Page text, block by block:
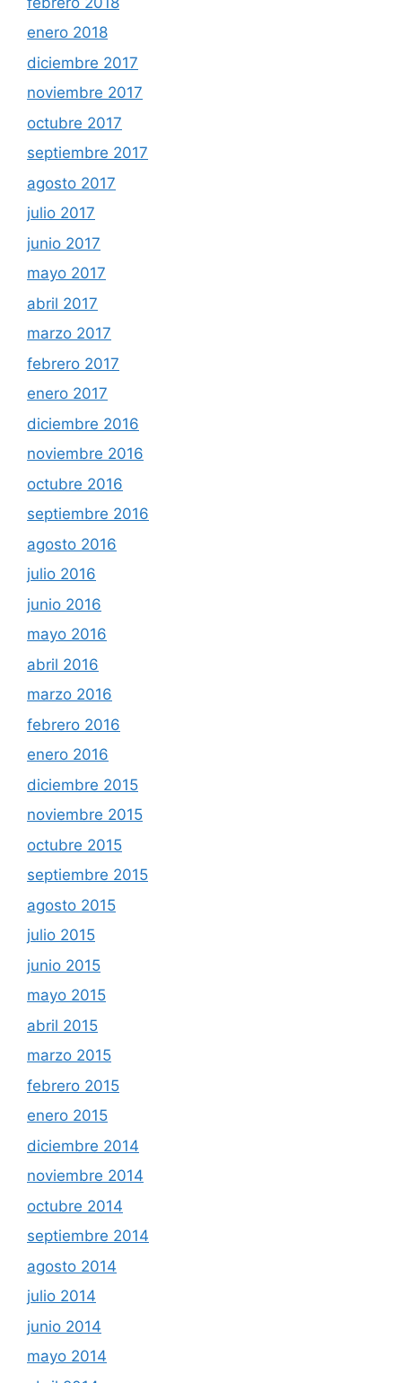
enero 2018
diciembre 2017
noviembre 2017
octubre 2017
septiembre 2017
agosto 2017
julio 2017
junio 2017
mayo 2017
abril 2017
marzo 2017
febrero 2017
enero 2017
diciembre 2016
noviembre 2016
octubre 2016
septiembre 2016
agosto 2016
julio 2016
junio 2016
mayo 2016
abril 2016
marzo 2016
febrero 2016
enero 2016
diciembre 2015
noviembre 2015
octubre 2015
septiembre 2015
agosto 2015
julio 2015
junio 2015
mayo 2015
abril 2015
marzo 2015
febrero 2015
enero 2015
diciembre 2014
noviembre 2014
octubre 2014
septiembre 2014
agosto 2014
julio 2014
junio 2014
mayo 2014